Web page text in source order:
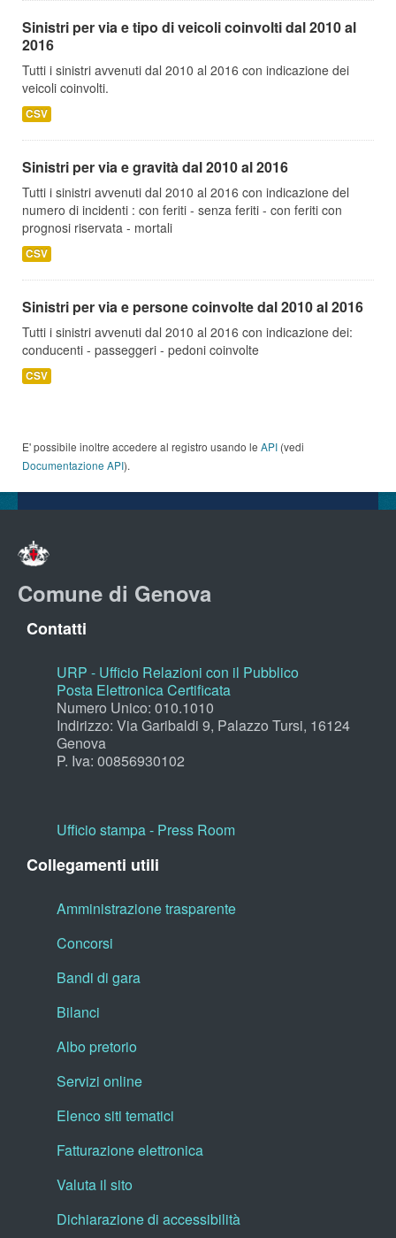
Sinistri per via e tipo di veicoli coinvolti dal 2010 al
2016
Tutti i sinistri avvenuti dal 2010 al 2016 con indicazione dei
veicoli coinvolti.
CSV
Sinistri per via e gravità dal 2010 al 2016
Tutti i sinistri avvenuti dal 2010 al 2016 con indicazione del
numero di incidenti : con feriti - senza feriti - con feriti con
prognosi riservata - mortali
CSV
Sinistri per via e persone coinvolte dal 2010 al 2016
Tutti i sinistri avvenuti dal 2010 al 2016 con indicazione dei:
conducenti - passeggeri - pedoni coinvolte
CSV
E' possibile inoltre accedere al registro usando le API (vedi
Documentazione API).
Comune di Genova
Contatti
URP - Ufficio Relazioni con il Pubblico
Posta Elettronica Certificata
Numero Unico: 010.1010
Indirizzo: Via Garibaldi 9, Palazzo Tursi, 16124
Genova
P. Iva: 00856930102
Ufficio stampa - Press Room
Collegamenti utili
Amministrazione trasparente
Concorsi
Bandi di gara
Bilanci
Albo pretorio
Servizi online
Elenco siti tematici
Fatturazione elettronica
Valuta il sito
Dichiarazione di accessibilità